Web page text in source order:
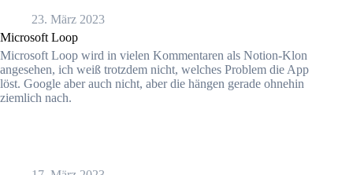
23. März 2023
Microsoft Loop
Microsoft Loop wird in vielen Kommentaren als Notion-Klon
angesehen, ich weiß trotzdem nicht, welches Problem die App
löst. Google aber auch nicht, aber die hängen gerade ohnehin
ziemlich nach.